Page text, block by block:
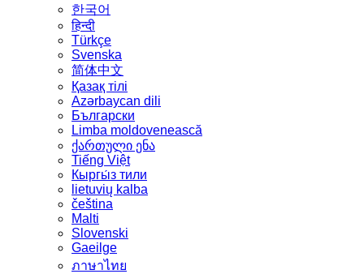
한국어
हिन्दी
Türkçe
Svenska
简体中文
Қазақ тілі
Azərbaycan dili
Български
Limba moldovenească
ქართული ენა
Tiếng Việt
Кыргы́з тили
lietuvių kalba
čeština
Malti
Slovenski
Gaeilge
ภาษาไทย